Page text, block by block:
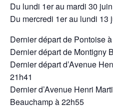
Du lundi 1er au mardi 30
Du mercredi 1er au lundi 13
Dernier départ de Pontoise
Dernier départ de Montigny
Dernier départ d’Avenue
21h41
Dernier d’Avenue Henri
Beauchamp à 22h55